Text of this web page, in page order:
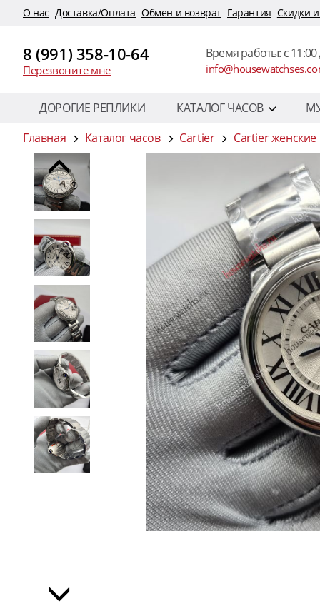
O нас Доставка/Оплата Обмен и возврат Гарантия Скидки
8 (991) 358-10-64
Перезвоните мне
Время работы: c 11:00
ДОРОГИЕ РЕПЛИКИ КАТАЛОГ ЧАСОВ
Главная
Каталог часов Cartier Cartier женские